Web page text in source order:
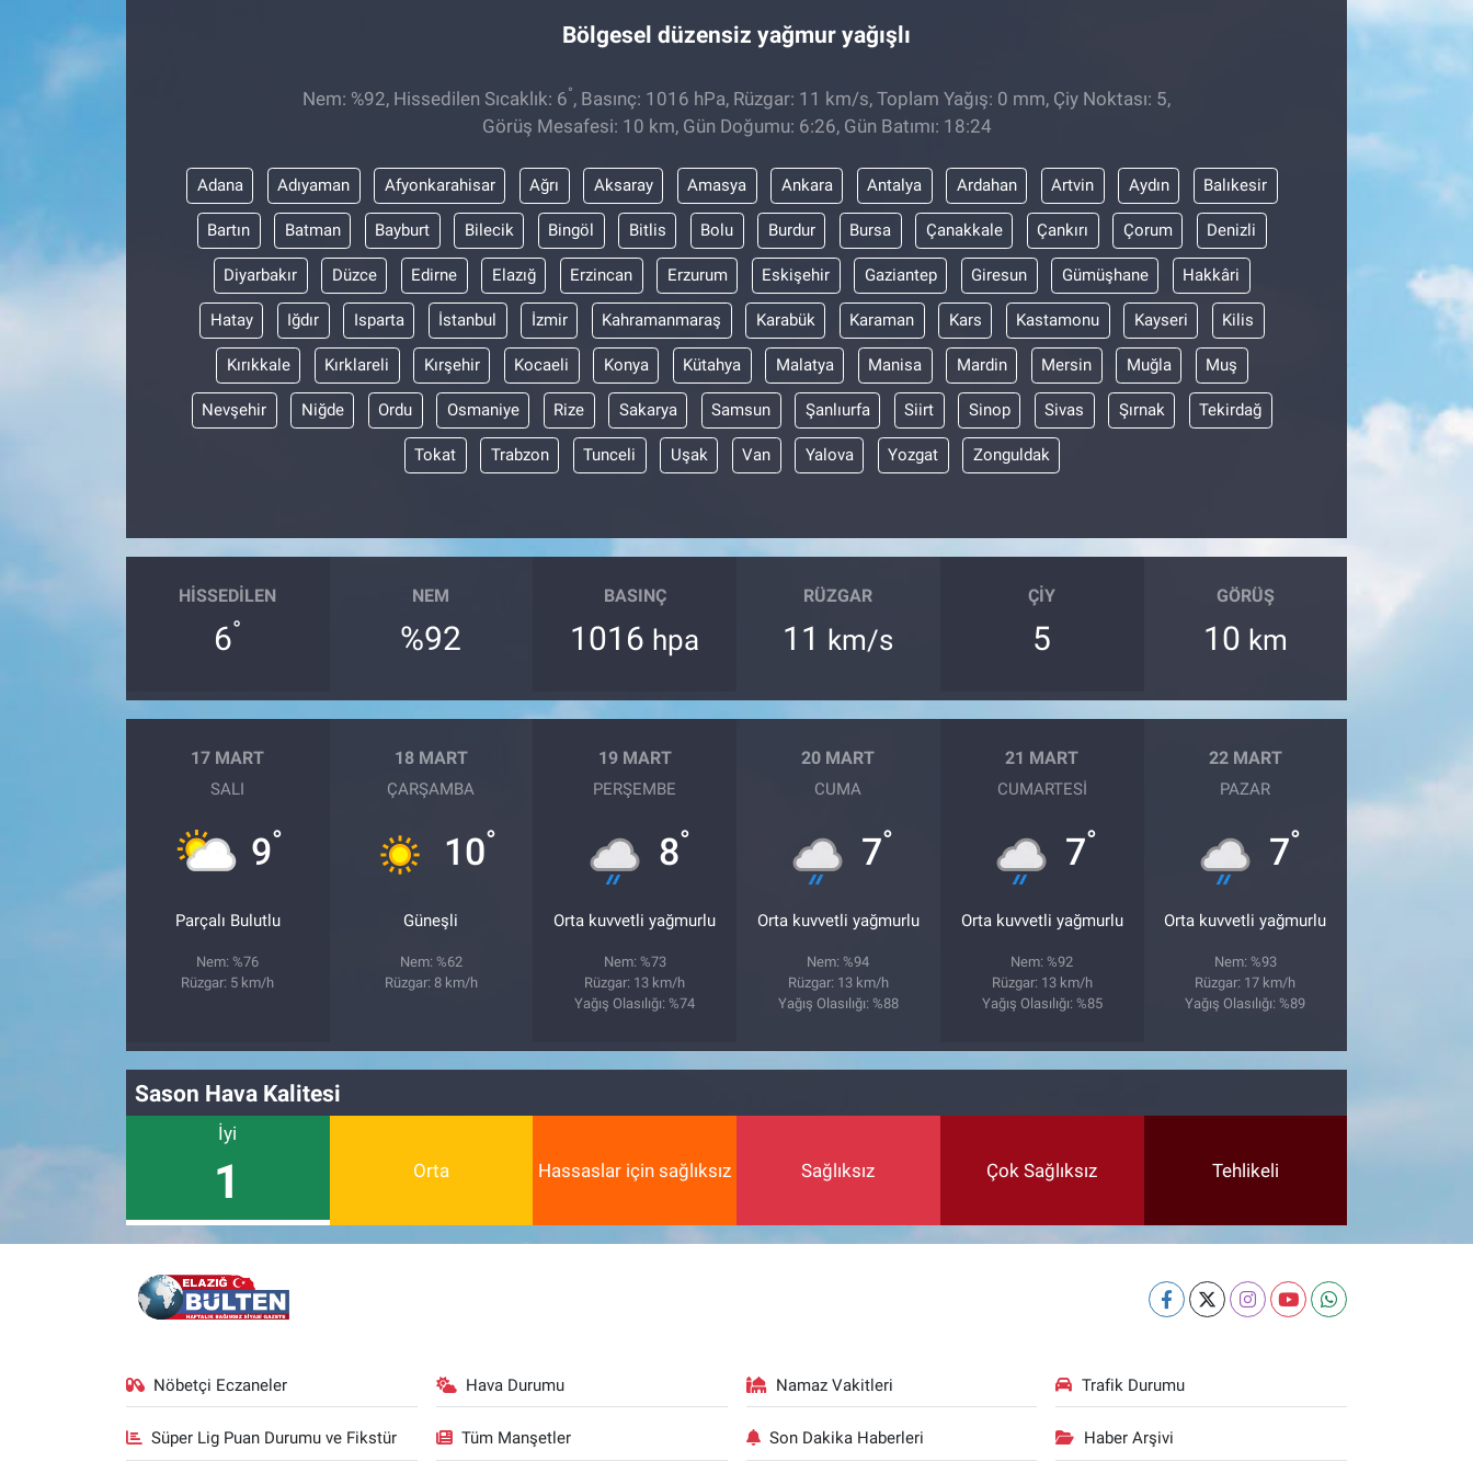
Bölgesel düzensiz yağmur yağışlı
Nem: %92, Hissedilen Sıcaklık: 6°, Basınç: 1016 hPa, Rüzgar: 11 km/s, Toplam Yağış: 0 mm, Çiy Noktası: 5,
Görüş Mesafesi: 10 km, Gün Doğumu: 6:26, Gün Batımı: 18:24
Adana Adıyaman Afyonkarahisar Ağrı Aksaray Amasya Ankara Antalya Ardahan Artvin Aydın Balıkesir
Bartın Batman Bayburt Bilecik Bingöl Bitlis Bolu Burdur Bursa Çanakkale Çankırı Çorum Denizli
Diyarbakır Düzce Edirne Elazığ Erzincan Erzurum Eskişehir Gaziantep Giresun Gümüşhane Hakkâri
Hatay Iğdır Isparta İstanbul İzmir Kahramanmaraş Karabük Karaman Kars Kastamonu Kayseri Kilis
Kırıkkale Kırklareli Kırşehir Kocaeli Konya Kütahya Malatya Manisa Mardin Mersin Muğla Muş
Nevşehir Niğde Ordu Osmaniye Rize Sakarya Samsun Şanlıurfa Siirt Sinop Sivas Şırnak Tekirdağ
Tokat Trabzon Tunceli Uşak Van Yalova Yozgat Zonguldak
HISSEDILEN
6°
NEM
%92
BASINÇ
1016 hpa
RÜZGAR
11 km/s
ÇIY
5
GÖRÜŞ
10 km
17 MART
SALI
9°
Parçalı Bulutlu
Nem: %76
Rüzgar: 5 km/h
18 MART
ÇARŞAMBA
10°
Güneşli
Nem: %62
Rüzgar: 8 km/h
19 MART
PERŞEMBE
8°
Orta kuvvetli yağmurlu
Nem: %73
Rüzgar: 13 km/h
Yağış Olasılığı: %74
20 MART
CUMA
7°
Orta kuvvetli yağmurlu
Nem: %94
Rüzgar: 13 km/h
Yağış Olasılığı: %88
21 MART
CUMARTESI
7°
Orta kuvvetli yağmurlu
Nem: %92
Rüzgar: 13 km/h
Yağış Olasılığı: %85
22 MART
PAZAR
7°
Orta kuvvetli yağmurlu
Nem: %93
Rüzgar: 17 km/h
Yağış Olasılığı: %89
Sason Hava Kalitesi
İyi
1 Orta Hassaslar için sağlıksız Sağlıksız Çok Sağlıksız Tehlikeli
Nöbetçi Eczaneler Hava Durumu Namaz Vakitleri Trafik Durumu
Süper Lig Puan Durumu ve Fikstür Tüm Manşetler Son Dakika Haberleri Haber Arşivi
Sağlıklı Yaşam